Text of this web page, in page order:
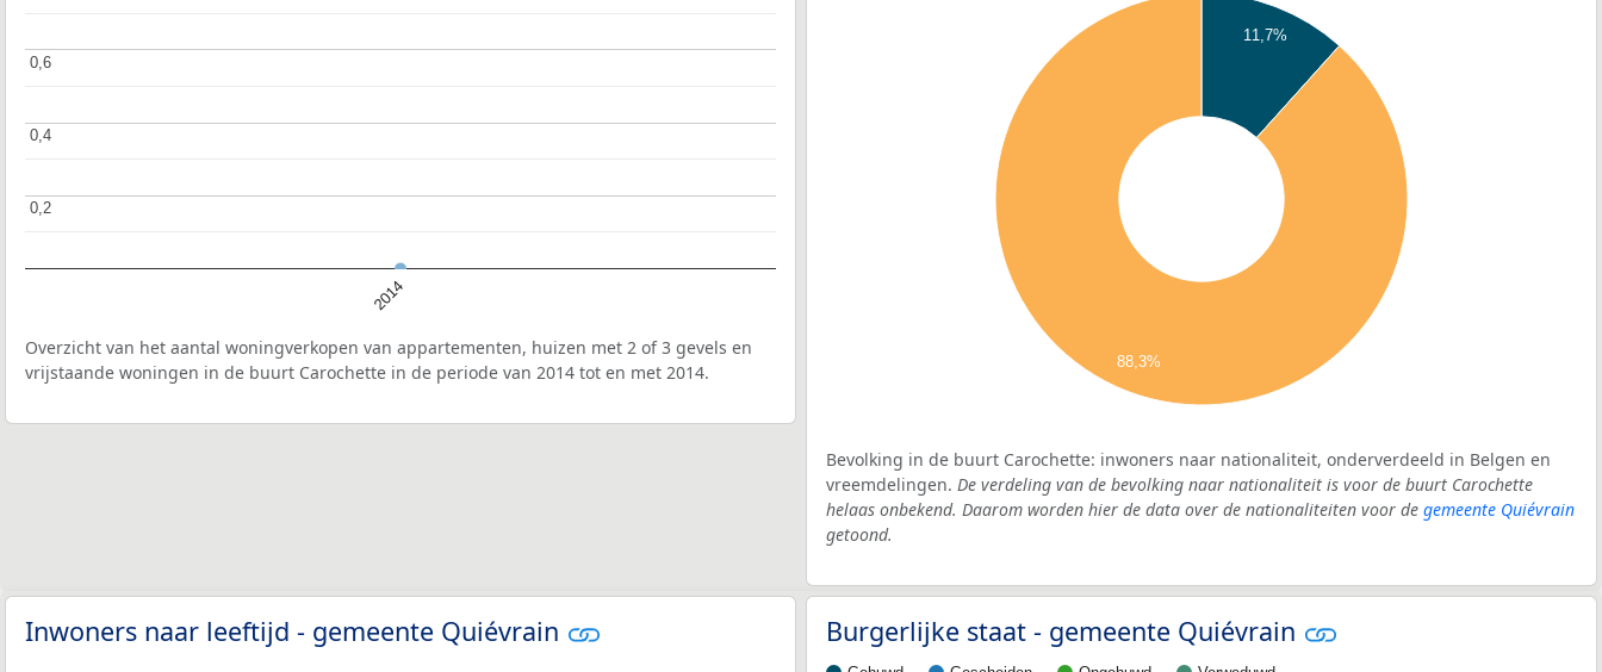
2014
0,2
0,2
0,4
0,4
0,6
0,6
Overzicht van het aantal woningverkopen van appartementen, huizen met 2 of 3 gevels en
vrijstaande woningen in de buurt Carochette in de periode van 2014 tot en met 2014.
11,7%
88,3%
Bevolking in de buurt Carochette: inwoners naar nationaliteit, onderverdeeld in Belgen en
vreemdelingen. De verdeling van de bevolking naar nationaliteit is voor de buurt Carochette
helaas onbekend. Daarom worden hier de data over de nationaliteiten voor de gemeente Quiévrain
getoond.
Inwoners naar leeftijd - gemeente Quiévrain Burgerlijke staat - gemeente Quiévrain